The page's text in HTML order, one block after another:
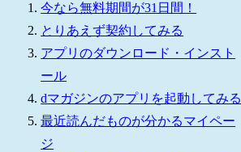
今なら無料期間が31日間！
とりあえず契約してみる
アプリのダウンロード・インスト
ール
dマガジンのアプリを起動してみる
最近読んだものが分かるマイペー
ジ